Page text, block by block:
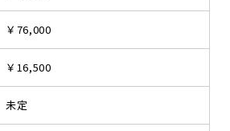
￥76,000
￥16,500
未定